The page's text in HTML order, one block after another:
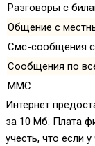
Разговоры с
Общение с
Смс-сообщения с
Сообщения по
ММС
Интернет
за 10 Мб. Плата
учесть, что если